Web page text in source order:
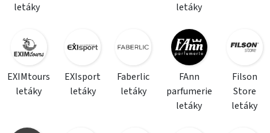
letáky
letáky
EXIMtours
letáky
EXIsport
letáky
Faberlic
letáky
FAnn
parfumerie
letáky
Filson
Store
letáky